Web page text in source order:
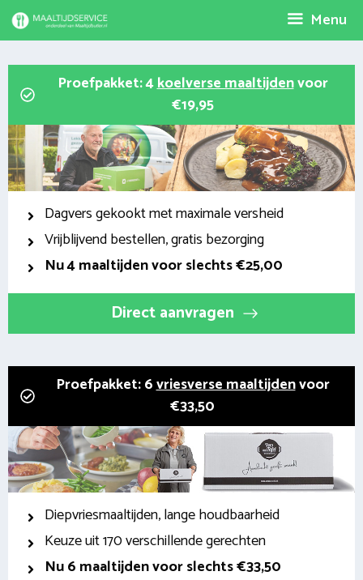
Spring
naar
Menu
Proefpakket: 4koelverse maaltijdenvoor
€19,95
Dagvers gekookt met maximale versheid
Vrijblijvend bestellen, gratis bezorging
Nu4 maaltijden voor slechts €25,00
Direct aanvragen
Proefpakket: 6vriesverse maaltijdenvoor
€33,50
Diepvriesmaaltijden, lange houdbaarheid
Keuze uit 170 verschillende gerechten
Nu 6 maaltijden voor slechts €33,50